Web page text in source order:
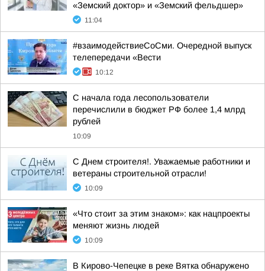
«Земский доктор» и «Земский фельдшер»
11:04
#взаимодействиеСоСми. Очередной выпуск
телепередачи «Вести
10:12
С начала года лесопользователи
перечислили в бюджет РФ более 1,4 млрд
рублей
10:09
С Днем строителя!. Уважаемые работники и
ветераны строительной отрасли!
10:09
«Что стоит за этим знаком»: как нацпроекты
меняют жизнь людей
10:09
В Кирово-Чепецке в реке Вятка обнаружено